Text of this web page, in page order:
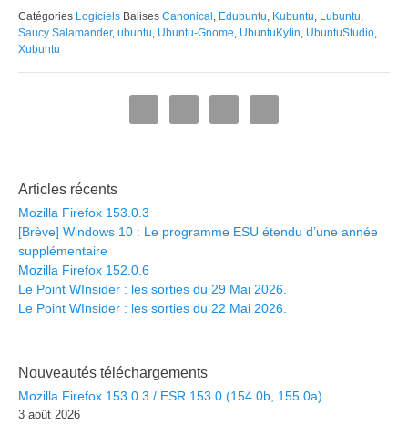
Catégories Logiciels Balises Canonical , Edubuntu, Kubuntu, Lubuntu,
Saucy Salamander, ubuntu, Ubuntu-Gnome, UbuntuKylin, UbuntuStudio,
Xubuntu
Articles récents
Mozilla Firefox 153.0.3
[Brève] Windows 10 : Le programme ESU étendu d’une année
supplémentaire
Mozilla Firefox 152.0.6
Le Point WInsider : les sorties du 29 Mai 2026.
Le Point WInsider : les sorties du 22 Mai 2026.
Nouveautés téléchargements
Mozilla Firefox 153.0.3 / ESR 153.0 (154.0b, 155.0a)
3 août 2026